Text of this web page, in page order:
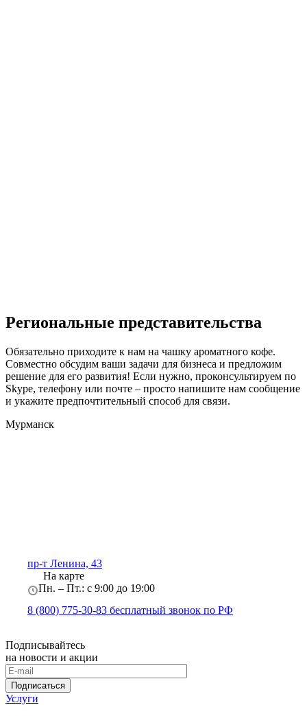
Региональные представительства
Обязательно приходите к нам на чашку ароматного кофе.
Совместно обсудим ваши задачи для бизнеса и предложим
решение для его развития! Если нужно, проконсультируем по
Skype, телефону или почте – просто напишите нам сообщение
и укажите предпочтительный способ для связи.
Мурманск
пр-т Ленина, 43
На карте
Пн. – Пт.: с 9:00 до 19:00
8 (800) 775-30-83 бесплатный звонок по РФ
Подписывайтесь
на новости и акции
Подписаться
Услуги